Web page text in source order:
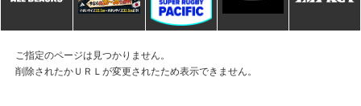
ご指定のページは見つかりません。
削除されたかＵＲＬが変更されたため表示できません。